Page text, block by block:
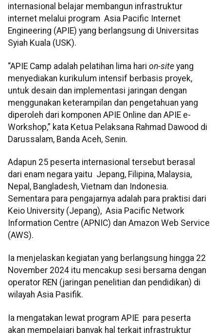
internasional belajar membangun infrastruktur
internet melalui program Asia Pacific Internet
Engineering (APIE) yang berlangsung di Universitas
Syiah Kuala (USK).
“APIE Camp adalah pelatihan lima hari on-site yang
menyediakan kurikulum intensif berbasis proyek,
untuk desain dan implementasi jaringan dengan
menggunakan keterampilan dan pengetahuan yang
diperoleh dari komponen APIE Online dan APIE e-
Workshop,” kata Ketua Pelaksana Rahmad Dawood di
Darussalam, Banda Aceh, Senin.
Adapun 25 peserta internasional tersebut berasal
dari enam negara yaitu Jepang, Filipina, Malaysia,
Nepal, Bangladesh, Vietnam dan Indonesia.
Sementara para pengajarnya adalah para praktisi dari
Keio University (Jepang), Asia Pacific Network
Information Centre (APNIC) dan Amazon Web Service
(AWS).
Ia menjelaskan kegiatan yang berlangsung hingga 22
November 2024 itu mencakup sesi bersama dengan
operator REN (jaringan penelitian dan pendidikan) di
wilayah Asia Pasifik.
Ia mengatakan lewat program APIE para peserta
akan mempelajari banyak hal terkait infrastruktur